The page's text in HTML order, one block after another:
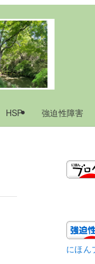
HSP 強迫性障害
にほん